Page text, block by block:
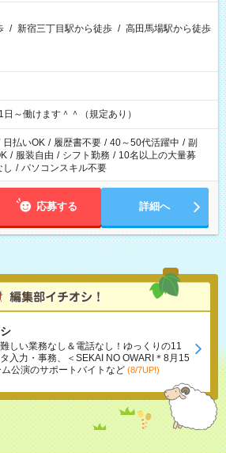
/ 新宿三丁目駅から徒歩 / 高田馬場駅から徒歩
～働けます＾＾（規定あり）
日払いOK / 履歴書不要 / 40～50代活躍中 / 副
/ 服装自由 / シフト勤務 / 10名以上の大量募
し / パソコンスキル不要
応募する 詳細へ
難しい業務なし＆電話なし！ゆっくりの11
入力・事務、＜SEKAI NO OWARI＊8月15
公演のサポートバイトなど (8/7UP!)